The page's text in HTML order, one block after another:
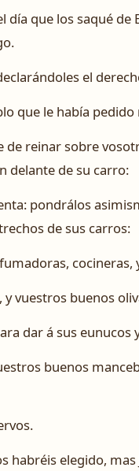
que los saqué
el
que le había pedido
de reinar sobre
delante de su carro:
pondrálos
de sus carros:
cocineras,
vuestros buenos
dar á sus eunucos
buenos
habréis elegido,